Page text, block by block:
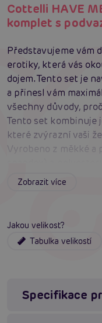
Cottelli HAVE
komplet s
Představujeme vám
erotiky, která vás
dojem. Tento set je
a přinesl vám
všechny důvody,
Tento set kombinuje
které zvýrazní vaši
Vyrobeno z měkké a
tento set je navržen
nastavitelné
Otevřený přední díl
večery nebo jako
Zobrazit více
Jakou velikost?
Tabulka velikostí
Specifikace